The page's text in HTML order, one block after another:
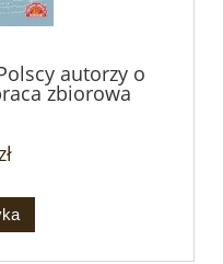
autorzy o
zbiorowa